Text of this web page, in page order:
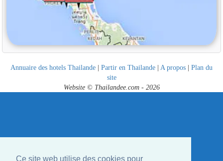
Ce site web utilise des cookies pour
Annuaire des hotels Thailande | Partir en Thailande | A propos | Plan du
site
Website © Thailandee.com - 2026